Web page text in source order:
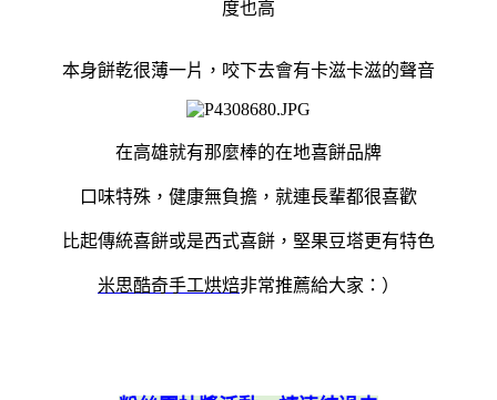
度也高
本身餅乾很薄一片，咬下去會有卡滋卡滋的聲音
在高雄就有那麼棒的在地喜餅品牌
口味特殊，健康無負擔，就連長輩都很喜歡
比起傳統喜餅或是西式喜餅，堅果豆塔更有特色
米思酷奇手工烘焙非常推薦給大家：）